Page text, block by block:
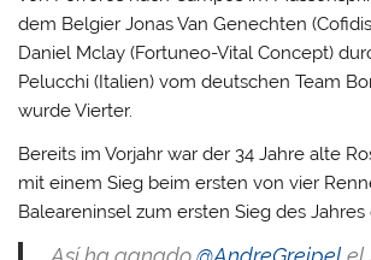
dem Belgier Jonas Van Genechten
Daniel Mclay (Fortuneo-Vital Concept)
Pelucchi (Italien) vom deutschen Team
wurde Vierter.
Bereits im Vorjahr war der 34 Jahre alte
mit einem Sieg beim ersten von vier
Baleareninsel zum ersten Sieg des Jahres